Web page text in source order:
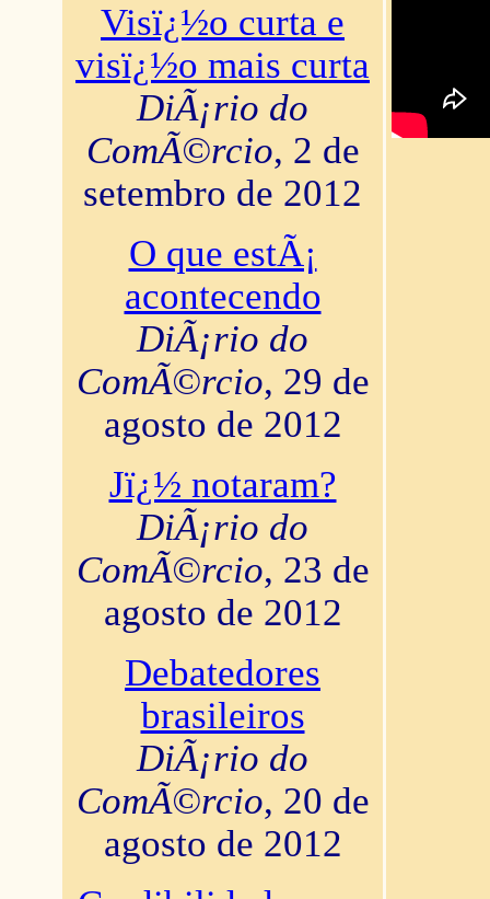
Visï¿½o curta e
visï¿½o mais curta
DiÃ¡rio do
ComÃ©rcio, 2 de
setembro de 2012
O que estÃ¡
acontecendo
DiÃ¡rio do
ComÃ©rcio, 29 de
agosto de 2012
Jï¿½ notaram?
DiÃ¡rio do
ComÃ©rcio, 23 de
agosto de 2012
Debatedores
brasileiros
DiÃ¡rio do
ComÃ©rcio, 20 de
agosto de 2012